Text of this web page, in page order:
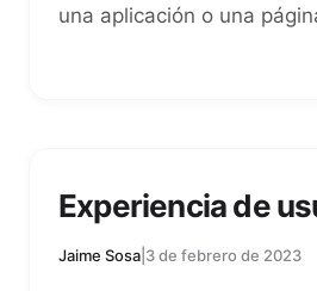
una aplicación o una
Experiencia de
Jaime Sosa 3 de febrero de 2023